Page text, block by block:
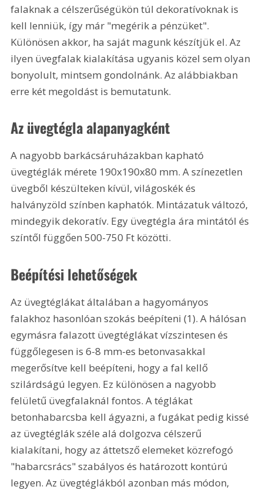
falaknak a célszerűségükön túl dekoratívoknak is
kell lenniük, így már "megérik a pénzüket".
Különösen akkor, ha saját magunk készítjük el. Az
ilyen üvegfalak kialakítása ugyanis közel sem olyan
bonyolult, mintsem gondolnánk. Az alábbiakban
erre két megoldást is bemutatunk.
Az üvegtégla alapanyagként
A nagyobb barkácsáruházakban kapható
üvegtéglák mérete 190x190x80 mm. A színezetlen
üvegből készülteken kívül, világoskék és
halványzöld színben kaphatók. Mintázatuk változó,
mindegyik dekoratív. Egy üvegtégla ára mintától és
színtől függően 500-750 Ft közötti.
Beépítési lehetőségek
Az üvegtéglákat általában a hagyományos
falakhoz hasonlóan szokás beépíteni (1). A hálósan
egymásra falazott üvegtéglákat vízszintesen és
függőlegesen is 6-8 mm-es betonvasakkal
megerősítve kell beépíteni, hogy a fal kellő
szilárdságú legyen. Ez különösen a nagyobb
felületű üvegfalaknál fontos. A téglákat
betonhabarcsba kell ágyazni, a fugákat pedig kissé
az üvegtéglák széle alá dolgozva célszerű
kialakítani, hogy az áttetsző elemeket közrefogó
"habarcsrács" szabályos és határozott kontúrú
legyen. Az üvegtéglákból azonban más módon,